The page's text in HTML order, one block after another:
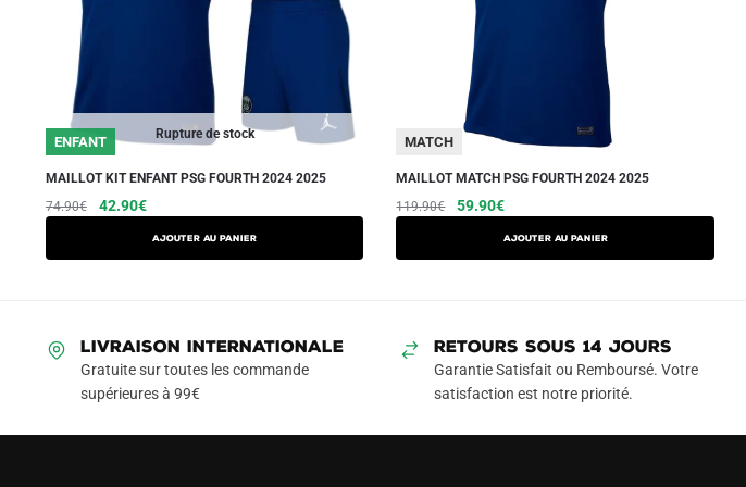
Rupture de stock
ENFANT
MAILLOT KIT ENFANT PSG FOURTH 2024 2025
74.90€
Le
42.90€Le
AJOUTER AU PANIER
Ce
produit
a
Les
options
peuvent
MATCH
MAILLOT MATCH PSG FOURTH 2024 2025
119.90€
Le
59.90€Le
AJOUTER AU PANIER
Ce
produit
a
Les
options
peuvent
LIVRAISON INTERNATIONALE
Gratuite sur toutes les commande
supérieures à 99€
RETOURS SOUS 14 JOURS
Garantie Satisfait ou Remboursé. Votre
satisfaction est notre priorité.